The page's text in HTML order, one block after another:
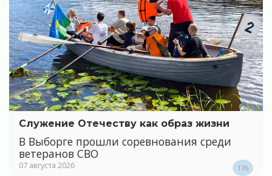
Служение Отечеству как образ жизни
В Выборге прошли соревнования среди
ветеранов СВО
07 августа 2026 176